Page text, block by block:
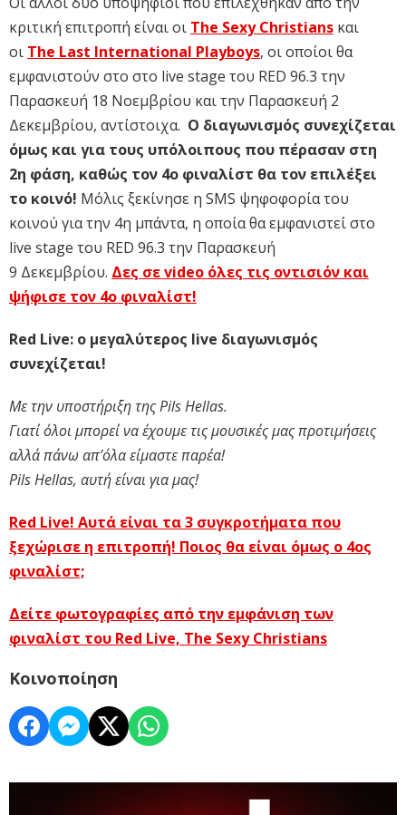
κριτική επιτροπή είναι οι The Sexy Christians και
οι The Last International Playboys, οι οποίοι θα
εμφανιστούν στο στο live stage του RED 96.3 την
Παρασκευή 18 Νοεμβρίου και την Παρασκευή 2
Δεκεμβρίου, αντίστοιχα. Ο διαγωνισμός συνεχίζεται
όμως και για τους υπόλοιπους που πέρασαν στη
2η φάση, καθώς τον 4ο φιναλίστ θα τον επιλέξει
το κοινό! Μόλις ξεκίνησε η SMS ψηφοφορία του
κοινού για την 4η μπάντα, η οποία θα εμφανιστεί στο
live stage του RED 96.3 την Παρασκευή
9 Δεκεμβρίου. Δες σε video όλες τις οντισιόν και
ψήφισε τον 4ο φιναλίστ!
Red Live: ο μεγαλύτερος live διαγωνισμός
συνεχίζεται!
Με την υποστήριξη της Pils Hellas.
Γιατί όλοι μπορεί να έχουμε τις μουσικές μας προτιμήσεις
αλλά πάνω απ’όλα είμαστε παρέα!
Pils Hellas, αυτή είναι για μας!
Red Live! Αυτά είναι τα 3 συγκροτήματα που
ξεχώρισε η επιτροπή! Ποιος θα είναι όμως ο 4ος
φιναλίστ;
Δείτε φωτογραφίες από την εμφάνιση των
φιναλίστ του Red Live, The Sexy Christians
Κοινοποίηση